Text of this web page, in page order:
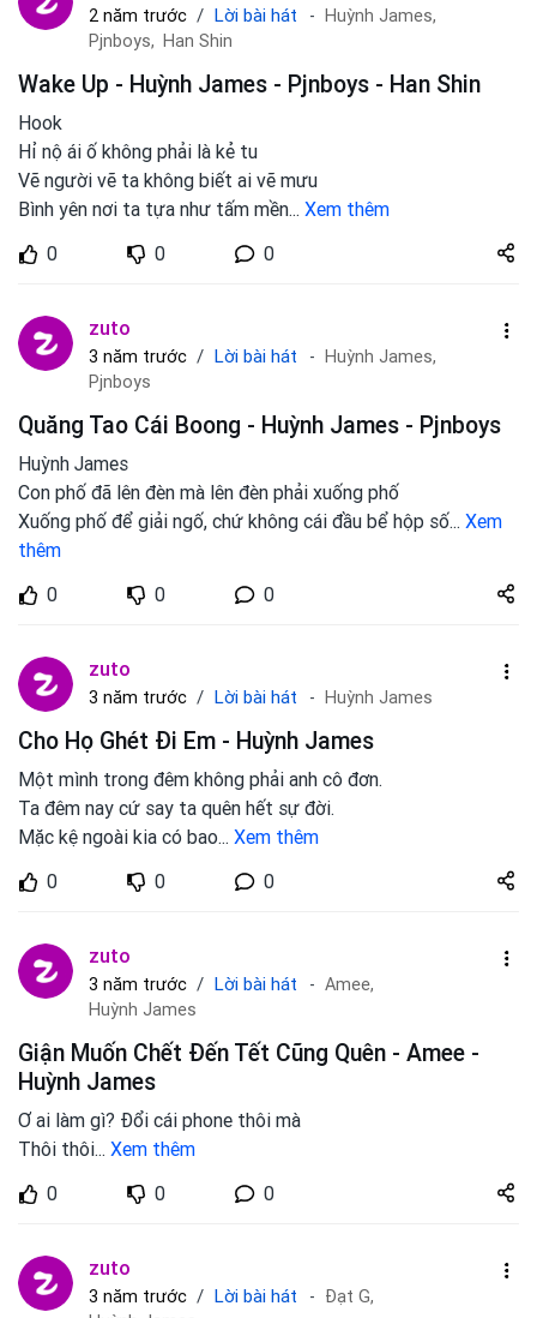
2 năm trước Lời bài hát
Huỳnh James,
Pjnboys, Han Shin
Wake Up - Huỳnh James - Pjnboys - Han Shin
Hook
Hỉ nộ ái ố không phải là kẻ tu
Vẽ người vẽ ta không biết ai vẽ mưu
Bình yên nơi ta tựa như tấm mền... Xem thêm
0
0 0
Share
zuto.vn
zuto
3 năm trước Lời bài hát
Huỳnh James,
Pjnboys
Quăng Tao Cái Boong - Huỳnh James - Pjnboys
Huỳnh James
Con phố đã lên đèn mà lên đèn phải xuống phố
Xuống phố để giải ngố, chứ không cái đầu bể hộp số... Xem
thêm
0
0 0
Share
zuto.vn
zuto
3 năm trước Lời bài hát Huỳnh James
Cho Họ Ghét Đi Em - Huỳnh James
Một mình trong đêm không phải anh cô đơn.
Ta đêm nay cứ say ta quên hết sự đời.
Mặc kệ ngoài kia có bao... Xem thêm
0
0 0
Share
zuto.vn
zuto
3 năm trước Lời bài hát
Amee,
Huỳnh James
Giận Muốn Chết Đến Tết Cũng Quên - Amee -
Huỳnh James
Ơ ai làm gì? Đổi cái phone thôi mà
Thôi thôi... Xem thêm
0
0 0
Share
zuto.vn
zuto
3 năm trước Lời bài hát
Đạt G,